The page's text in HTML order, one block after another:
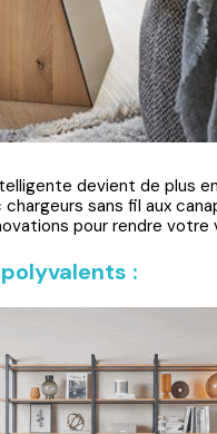
devient de plus
sans fil aux
pour rendre votre
: